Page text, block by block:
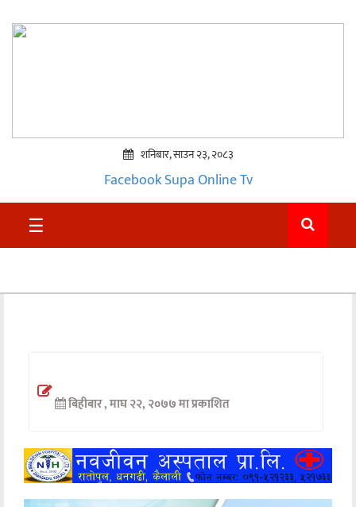
प्रमुख
समाचार
राजनीति
अन्तर्वार्ता
खेलकुद
मनोरञ्जन
शनिबार, साउन २३, २०८३
FacebookSupa Online Tv
☰
बिहीबार , माघ २२, २०७७ मा प्रकाशित